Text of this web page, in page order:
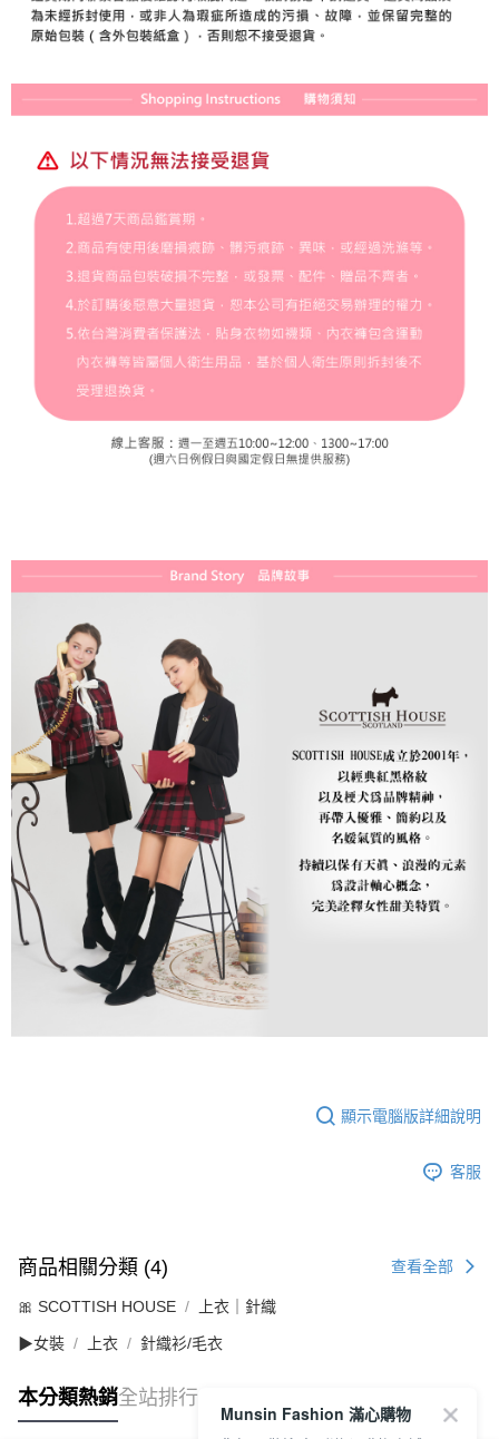
顯示電腦版詳細說明
客服
商品相關分類 (4) 查看全部
🎀 SCOTTISH HOUSE 上衣｜針織
▶女裝 上衣 針織衫/毛衣
本分類熱銷全站排行
Munsin Fashion 滿心購物